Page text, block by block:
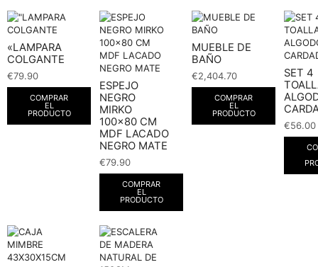
«LAMPARA
COLGANTE
€79.90
COMPRAR
EL
PRODUCTO
ESPEJO
NEGRO
MIRKO
100×80 CM
MDF LACADO
NEGRO MATE
€79.90
COMPRAR
EL
PRODUCTO
MUEBLE DE
BAÑO
€2,404.70
COMPRAR
EL
PRODUCTO
SET 4
€56.00